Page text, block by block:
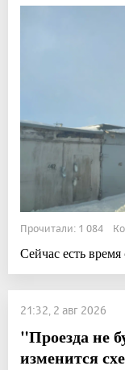
Прочитали: 1 084
Сейчас есть
21:32, 2 авг 2026
"Проезда не
изменится